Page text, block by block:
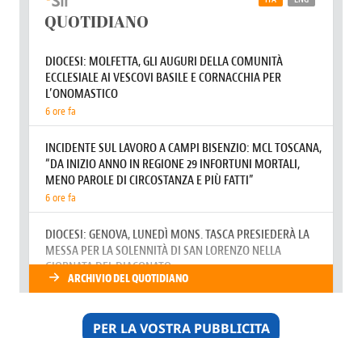
PER LA VOSTRA PUBBLICITA